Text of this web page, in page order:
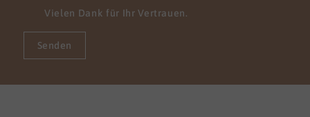
Vielen Dank für Ihr Vertrauen.
Senden